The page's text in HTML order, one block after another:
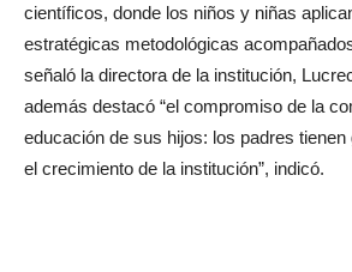
científicos, donde los niños y niñas
estratégicas metodológicas
señaló la directora de la institución,
además destacó “el compromiso de la
educación de sus hijos: los padres
el crecimiento de la institución”, indicó.